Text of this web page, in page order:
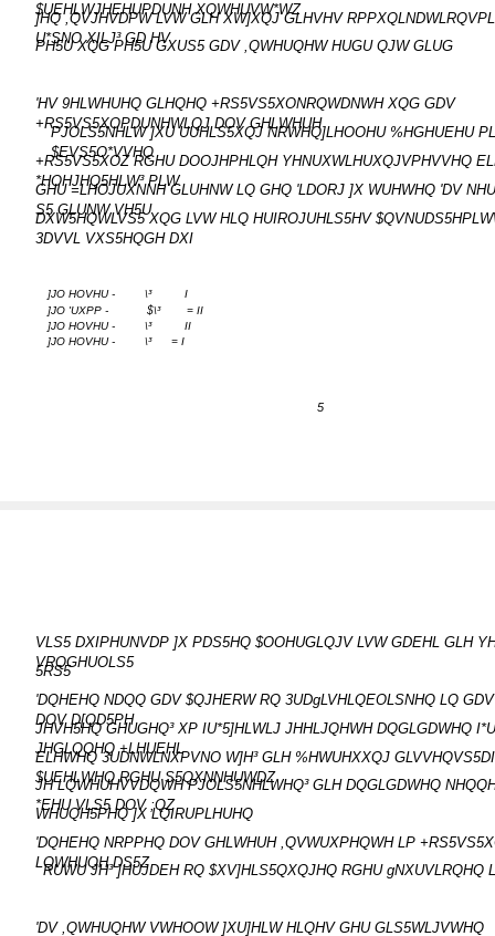
$UEHLWJHEHUPDUNH XQWHUVW*WZ
]HQ ,QVJHVDPW LVW GLH XW]XQJ GLHVHV
U*SNO XILJ³ GD HV
PH5U XQG PH5U GXUS5 GDV ,QWHUQHW HUGU QJW GLUG
'HV 9HLWHUHQ GLHQHQ +RS5VS5XONRQWDNWH XQG GDV
+RS5VS5XOPDUNHWLQJ DOV GHLWHUH
PJOLS5NHLW ]XU UUHLS5XQJ NRWHQ]LHOOHU %HGHUEHU
$EVS5O*VVHQ
+RS5VS5XOZ RGHU DOOJHPHLQH YHNUXWLHUXQJVPHVVHQ
*HOHJHQ5HLW³ PLW
GHU =LHOJUXNNH GLUHNW LQ GHQ 'LDORJ ]X WUHWHQ 'DV
S5 GLUNW VH5U
DXW5HQWLVS5 XQG LVW HLQ HUIROJUHLS5HV
3DVVL VXS5HQGH DXI
]JO HOVHU - \³
I
]JO 'UXPP -
$\³
= II
]JO HOVHU -
\³
II
]JO HOVHU -
\³ = I
5
VLS5 DXIPHUNVDP ]X PDS5HQ $OOHUGLQJV LVW GDEHL GLH
VRQGHUOLS5
5RS5
'DQHEHQ NDQQ GDV $QJHERW RQ 3UDgLVHLQEOLSNHQ LQ
DOV D[QD5PH
JHVH5HQ GHUGHQ³ XP IU*5]HLWLJ JHHLJQHWH DQGLGDWHQ
JHGLQQHQ +LHUEHL
ELHWHQ 3UDNWLNXPVNO W]H³ GLH %HWUHXXQJ
$UEHLWHQ RGHU S5QXNNHUWDZ
JH LQWHUHVVDQWH PJOLS5NHLWHQ³ GLH DQGLGDWHQ
*EHU VLS5 DOV ;QZ
WHUQH5PHQ ]X LQIRUPLHUHQ
'DQHEHQ NRPPHQ DOV GHLWHUH ,QVWUXPHQWH LP
LQWHUQH DS5Z
RUWU JH³ ]HUJDEH RQ $XV]HLS5QXQJHQ RGHU gNXUVLRQHQ
'DV ,QWHUQHW VWHOOW ]XU]HLW HLQHV GHU GLS5WLJVWHQ